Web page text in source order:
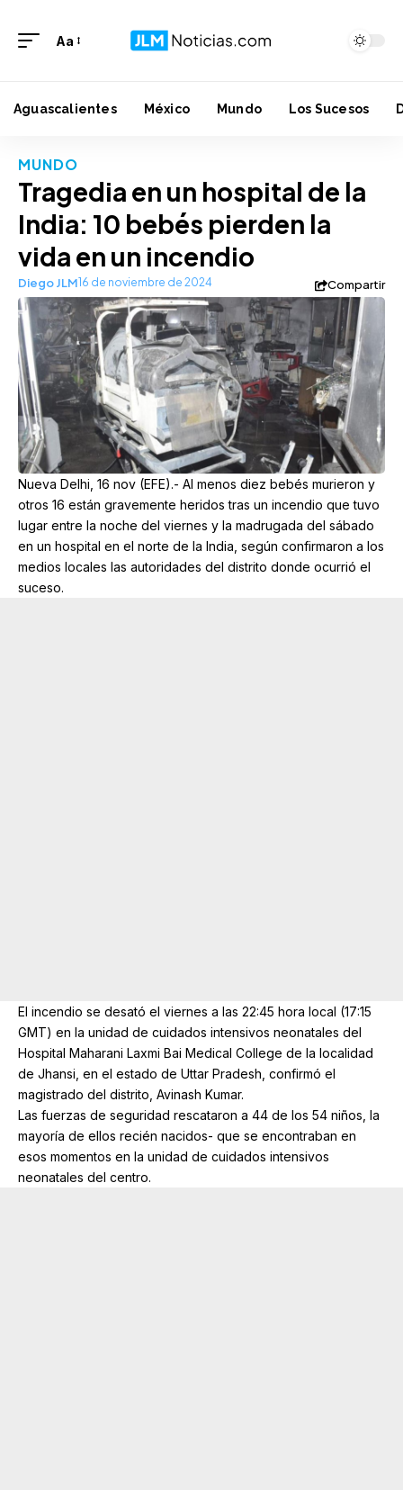
Aa
Aguascalientes México Mundo Los Sucesos
MUNDO
Tragedia en un hospital de la
India: 10 bebés pierden la
vida en un incendio
Diego JLM16 de noviembre de 2024 Compartir
Nueva Delhi, 16 nov (EFE).- Al menos diez bebés murieron y
otros 16 están gravemente heridos tras un incendio que tuvo
lugar entre la noche del viernes y la madrugada del sábado
en un hospital en el norte de la India, según confirmaron a los
medios locales las autoridades del distrito donde ocurrió el
suceso.
El incendio se desató el viernes a las 22:45 hora local (17:15
GMT) en la unidad de cuidados intensivos neonatales del
Hospital Maharani Laxmi Bai Medical College de la localidad
de Jhansi, en el estado de Uttar Pradesh, confirmó el
magistrado del distrito, Avinash Kumar.
Las fuerzas de seguridad rescataron a 44 de los 54 niños, la
mayoría de ellos recién nacidos- que se encontraban en
esos momentos en la unidad de cuidados intensivos
neonatales del centro.